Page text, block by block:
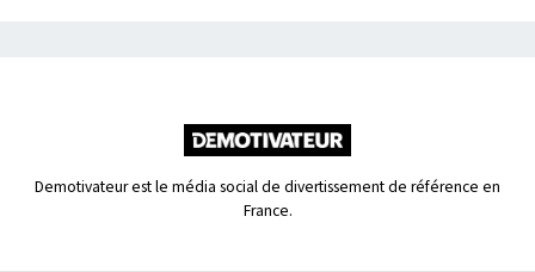
Demotivateur est le média social de divertissement de référence en
France.